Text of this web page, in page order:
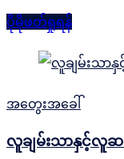
ပိုမိုဖတ်ရှုရန်
အတွေးအခေါ်
လူချမ်းသာနှင့်လူ